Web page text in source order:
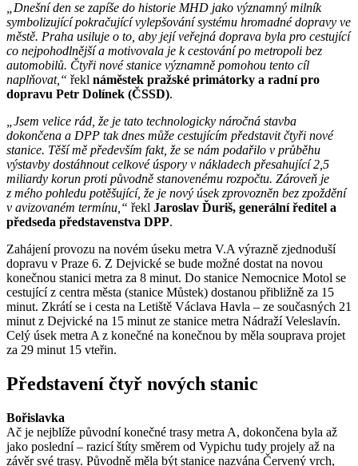
„Dnešní den se zapíše do historie MHD jako významný milník
symbolizující pokračující vylepšování systému hromadné dopravy ve
městě. Praha usiluje o to, aby její veřejná doprava byla pro cestující
co nejpohodlnější a motivovala je k cestování po metropoli bez
automobilů. Čtyři nové stanice významně pomohou tento cíl
naplňovat,“ řekl náměstek pražské primátorky a radní pro
dopravu Petr Dolínek (ČSSD).
„Jsem velice rád, že je tato technologicky náročná stavba
dokončena a DPP tak dnes může cestujícím představit čtyři nové
stanice. Těší mě především fakt, že se nám podařilo v průběhu
výstavby dostáhnout celkové úspory v nákladech přesahující 2,5
miliardy korun proti původně stanovenému rozpočtu. Zároveň je
z mého pohledu potěšující, že je nový úsek zprovozněn bez zpoždění
v avizovaném termínu,“ řekl Jaroslav Ďuriš, generální ředitel a
předseda představenstva DPP.
Zahájení provozu na novém úseku metra V.A výrazně zjednoduší
dopravu v Praze 6. Z Dejvické se bude možné dostat na novou
konečnou stanici metra za 8 minut. Do stanice Nemocnice Motol se
cestující z centra města (stanice Můstek) dostanou přibližně za 15
minut. Zkrátí se i cesta na Letiště Václava Havla – ze současných 21
minut z Dejvické na 15 minut ze stanice metra Nádraží Veleslavín.
Celý úsek metra A z konečné na konečnou by měla souprava projet
za 29 minut 15 vteřin.
Představení čtyř nových stanic
Bořislavka
Ač je nejblíže původní konečné trasy metra A, dokončena byla až
jako poslední – razicí štíty směrem od Vypichu tudy projely až na
závěr své trasy. Původně měla být stanice nazvána Červený vrch,